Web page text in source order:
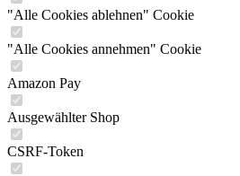
"Alle Cookies ablehnen" Cookie
"Alle Cookies annehmen" Cookie
Amazon Pay
Ausgewählter Shop
CSRF-Token